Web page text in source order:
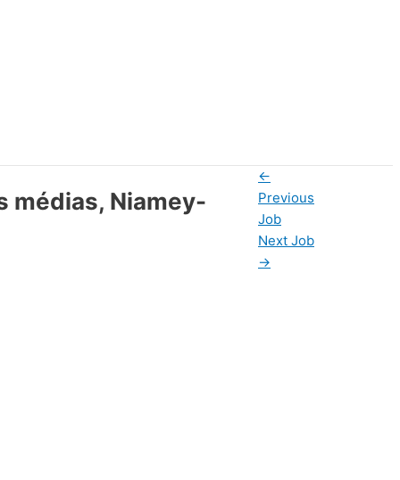
médias, Niamey-
←
Previous
Job
Next Job
→